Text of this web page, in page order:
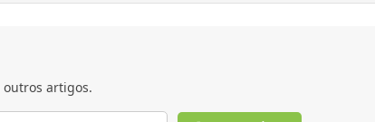
outros artigos.